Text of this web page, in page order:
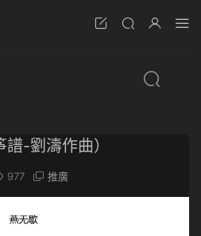
-劉濤作曲）
977 推廣